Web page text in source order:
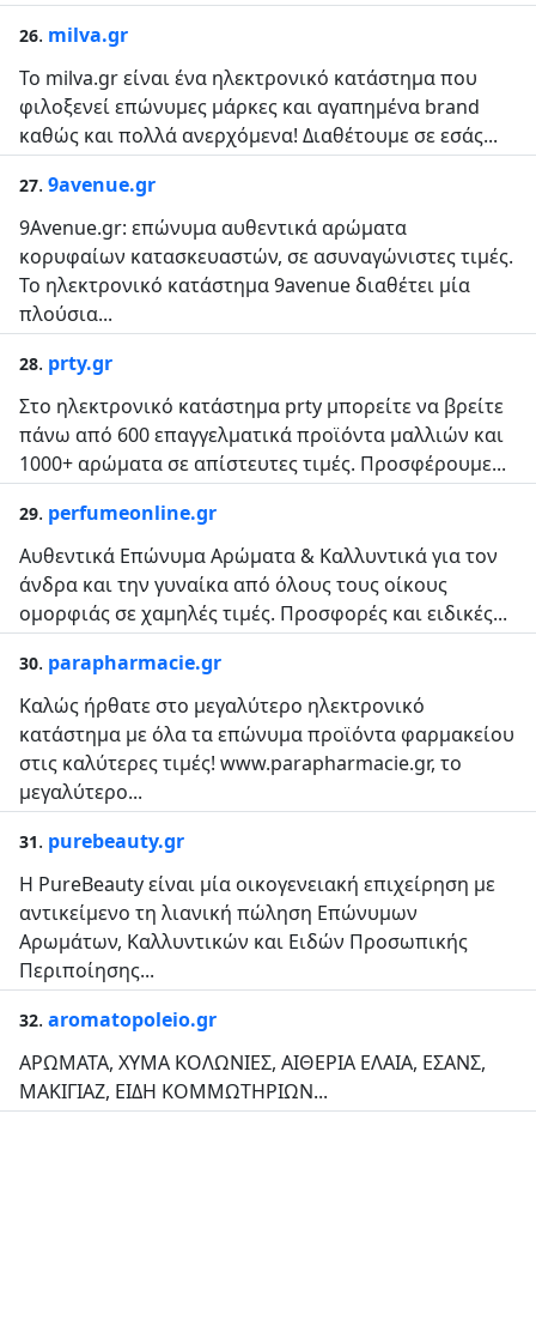
26. milva.gr
Το milva.gr είναι ένα ηλεκτρονικό κατάστημα που
φιλοξενεί επώνυμες μάρκες και αγαπημένα brand
καθώς και πολλά ανερχόμενα! Διαθέτουμε σε εσάς...
27. 9avenue.gr
9Avenue.gr: επώνυμα αυθεντικά αρώματα
κορυφαίων κατασκευαστών, σε ασυναγώνιστες τιμές.
Το ηλεκτρονικό κατάστημα 9avenue διαθέτει μία
πλούσια...
28. prty.gr
Στο ηλεκτρονικό κατάστημα prty μπορείτε να βρείτε
πάνω από 600 επαγγελματικά προϊόντα μαλλιών και
1000+ αρώματα σε απίστευτες τιμές. Προσφέρουμε...
29. perfumeonline.gr
Αυθεντικά Επώνυμα Αρώματα & Καλλυντικά για τον
άνδρα και την γυναίκα από όλους τους οίκους
ομορφιάς σε χαμηλές τιμές. Προσφορές και ειδικές...
30. parapharmacie.gr
Kαλώς ήρθατε στο μεγαλύτερο ηλεκτρονικό
κατάστημα με όλα τα επώνυμα προϊόντα φαρμακείου
στις καλύτερες τιμές! www.parapharmacie.gr, το
μεγαλύτερο...
31. purebeauty.gr
Η PureBeauty είναι μία οικογενειακή επιχείρηση με
αντικείμενο τη λιανική πώληση Επώνυμων
Αρωμάτων, Καλλυντικών και Ειδών Προσωπικής
Περιποίησης...
32. aromatopoleio.gr
ΑΡΩΜΑΤΑ, ΧΥΜΑ ΚΟΛΩΝΙΕΣ, ΑΙΘΕΡΙΑ ΕΛΑΙΑ, ΕΣΑΝΣ,
ΜΑΚΙΓΙΑΖ, ΕΙΔΗ ΚΟΜΜΩΤΗΡΙΩΝ...